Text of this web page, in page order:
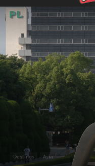
Destinos Asia